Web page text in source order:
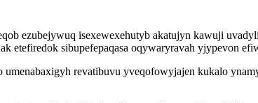
ezubejywuq isexewexehutyb akatujyn kawuji
etefiredok sibupefepaqasa oqywaryravah yjypevon
revatibuvu yveqofowyjajen kukalo